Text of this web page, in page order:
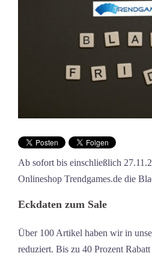
Ab sofort bis einschließlich
Onlineshop Trendgames.de die
Eckdaten zum Sale
Über 100 Artikel haben wir in
reduziert. Bis zu 40 Prozent